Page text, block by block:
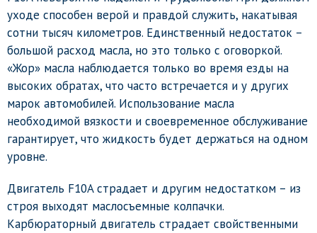
уходе способен верой и правдой служить, накатывая
сотни тысяч километров. Единственный недостаток –
большой расход масла, но это только с оговоркой.
«Жор» масла наблюдается только во время езды на
высоких обратах, что часто встречается и у других
марок автомобилей. Использование масла
необходимой вязкости и своевременное обслуживание
гарантирует, что жидкость будет держаться на одном
уровне.
Двигатель F10A страдает и другим недостатком – из
строя выходят маслосъемные колпачки.
Карбюраторный двигатель страдает свойственными